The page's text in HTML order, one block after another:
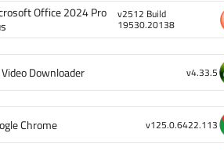
Office 2024 Pro v2512 Build
19530.20138
Downloader v4.33.5
Chrome v125.0.6422.113